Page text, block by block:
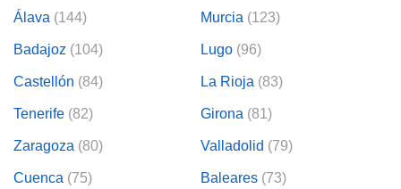
utilizar
la
contenido,
la
contenido,
Álava (144) Murcia (123)
Badajoz (104) Lugo (96)
Castellón (84) La Rioja (83)
Tenerife (82) Girona (81)
Zaragoza (80) Valladolid (79)
Cuenca (75) Baleares (73)